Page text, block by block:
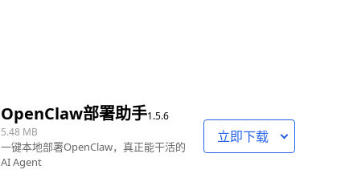
OpenClaw部署助手1.5.6
5.48 MB
一键本地部署OpenClaw，真正能干活的
AI Agent
立即下载